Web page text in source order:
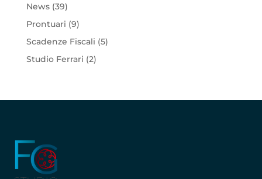
News(39)
Prontuari (9)
Scadenze Fiscali (5)
Studio Ferrari (2)